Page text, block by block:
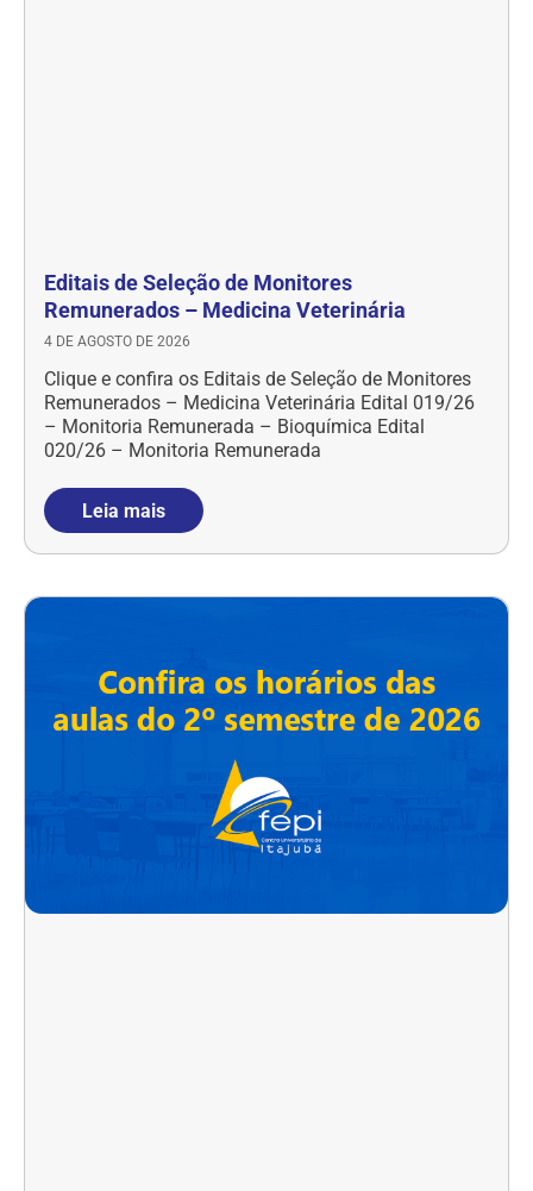
Editais de Seleção de Monitores
Remunerados – Medicina Veterinária
4 DE AGOSTO DE 2026
Clique e confira os Editais de Seleção de Monitores
Remunerados – Medicina Veterinária Edital 019/26
– Monitoria Remunerada – Bioquímica Edital
020/26 – Monitoria Remunerada
Leia mais